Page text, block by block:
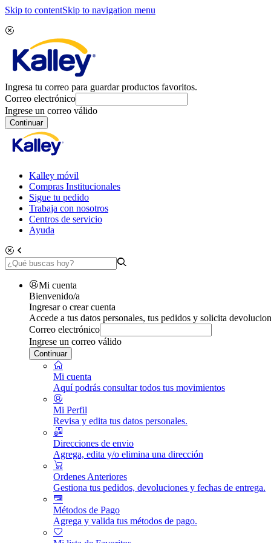
Skip to contentSkip to navigation menu
Ingresa tu correo para guardar productos favoritos.
Correo electrónico
Ingrese un correo válido
Continuar
Kalley móvil
Compras Institucionales
Sigue tu pedido
Trabaja con nosotros
Centros de servicio
Ayuda
Mi cuenta
Bienvenido/a
Ingresar o crear cuenta
Accede a tus datos personales, tus pedidos y solicita
Correo electrónico
Ingrese un correo válido
Continuar
Mi cuenta
Aquí podrás consultar todos tus movimientos
Mi Perfil
Revisa y edita tus datos personales.
Direcciones de envio
Agrega, edita y/o elimina una dirección
Ordenes Anteriores
Gestiona tus pedidos, devoluciones y fechas de entrega.
Métodos de Pago
Agrega y valida tus métodos de pago.